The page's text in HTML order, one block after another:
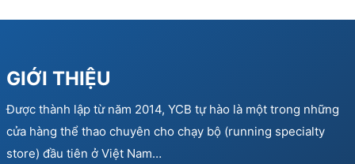
GIỚI THIỆU
Được thành lập từ năm 2014, YCB tự hào là một trong những
cửa hàng thể thao chuyên cho chạy bộ (running specialty
store) đầu tiên ở Việt Nam…